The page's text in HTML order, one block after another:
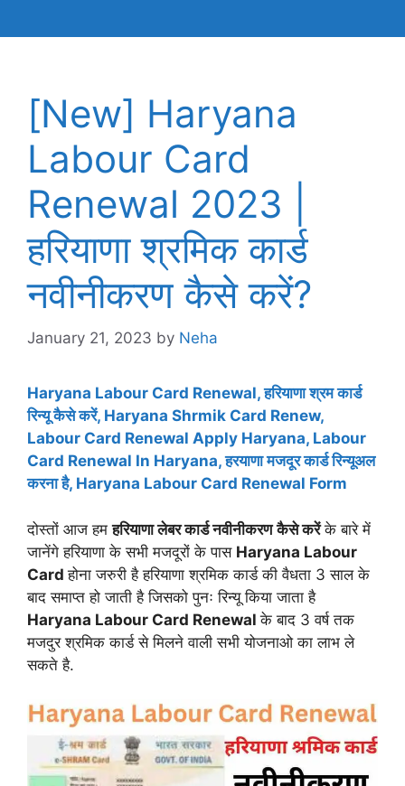
[New] Haryana
Labour Card
Renewal 2023 |
हरियाणा श्रमिक कार्ड
नवीनीकरण कैसे करें?
January 21, 2023 by Neha
Haryana Labour Card Renewal, हरियाणा श्रम कार्ड
रिन्यू कैसे करें, Haryana Shrmik Card Renew,
Labour Card Renewal Apply Haryana, Labour
Card Renewal In Haryana, हरयाणा मजदूर कार्ड रिन्यूअल
करना है, Haryana Labour Card Renewal Form
दोस्तों आज हमहरियाणा लेबर कार्ड नवीनीकरण कैसे करेंके बारे में
जानेंगे हरियाणा के सभी मजदूरों के पास Haryana Labour
Cardहोना जरुरी है हरियाणा श्रमिक कार्ड की वैधता 3 साल के
बाद समाप्त हो जाती है जिसको पुनः रिन्यू किया जाता है
Haryana Labour Card Renewalके बाद 3 वर्ष तक
मजदुर श्रमिक कार्ड से मिलने वाली सभी योजनाओ का लाभ ले
सकते है.